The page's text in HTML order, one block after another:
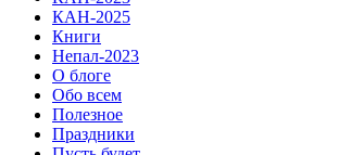
КАН-2025
Книги
Непал-2023
О блоге
Обо всем
Полезное
Праздники